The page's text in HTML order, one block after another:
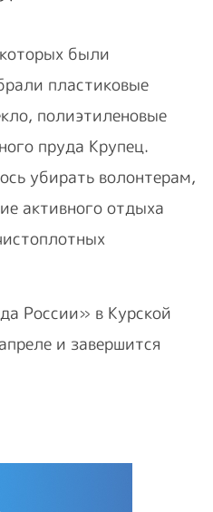
были
пластиковые
полиэтиленовые
пруда Крупец.
убирать волонтерам,
активного отдыха
России» в Курской
и завершится